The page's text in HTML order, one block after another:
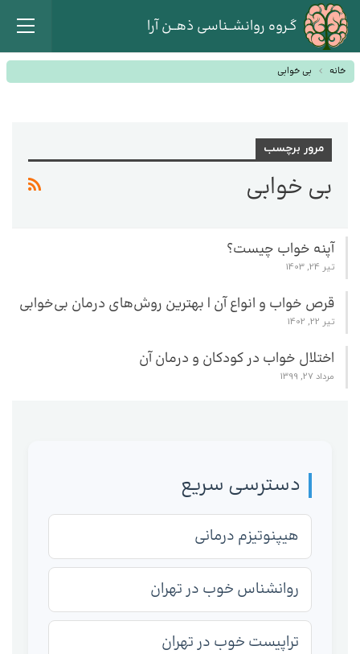
گـروه روانشــناسی ذهــن آرا
خانه بی خوابی
مرور برچسب
بی خوابی
آپنه خواب چیست؟
تیر 24, 1403
قرص خواب و انواع آن | بهترین روش‌های درمان بی‌خوابی
تیر 22, 1402
اختلال خواب در کودکان و درمان آن
مرداد 27, 1399
دسترسی سریع
هیپنوتیزم درمانی
روانشناس خوب در تهران
تراپیست خوب در تهران